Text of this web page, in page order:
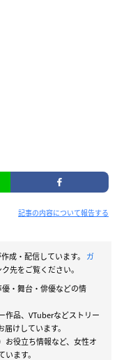
記事の内容について報告する
成・配信しています。 ガ
先をご覧ください。
・舞台・俳優などの情
作品、VTuberなどストリー
けしています。
お役立ち情報など、女性オ
ます。